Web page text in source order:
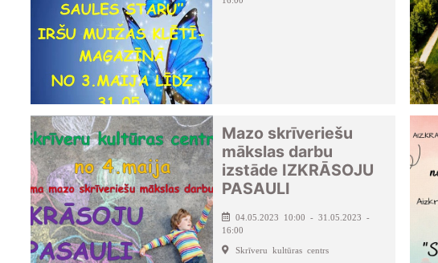
Mazo skrīveriešu
mākslas darbu
izstāde IZKRĀSOJU
PASAULI
04.05.2023 10:00 - 31.05.2023 -
16:00
Skrīveru kultūras centrs